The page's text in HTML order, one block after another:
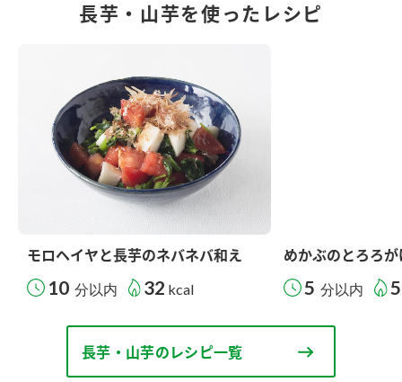
長芋・山芋を使ったレシピ
モロヘイヤと長芋のネバネバ和え
10 分以内 32 kcal
めかぶのとろろが
5 分以内
長芋・山芋のレシピ一覧